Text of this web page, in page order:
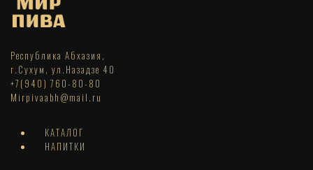
Республика Абхазия,
г.Сухум, ул.Назадзе 40
+7(940) 760-80-80
Mirpivaabh@mail.ru
КАТАЛОГ
НАПИТКИ